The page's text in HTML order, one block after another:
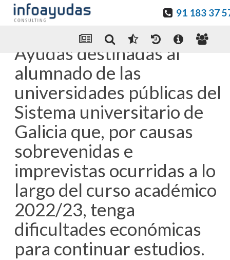
91 183 37
Enviar Por email
Ayudas destinadas al
alumnado de las
universidades públicas del
Sistema universitario de
Galicia que, por causas
sobrevenidas e
imprevistas ocurridas a lo
largo del curso académico
2022/23, tenga
dificultades económicas
para continuar estudios.